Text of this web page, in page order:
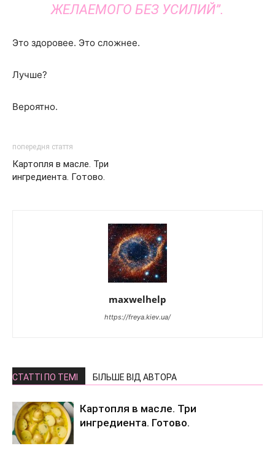
ЖЕЛАЕМОГО БЕЗ УСИЛИЙ”.
Это здоровее. Это сложнее.
Лучше?
Вероятно.
попередня стаття
Картопля в масле. Три
ингредиента. Готово.
maxwelhelp
https://freya.kiev.ua/
СТАТТІ ПО ТЕМІ БІЛЬШЕ ВІД АВТОРА
Картопля в масле. Три
ингредиента. Готово.